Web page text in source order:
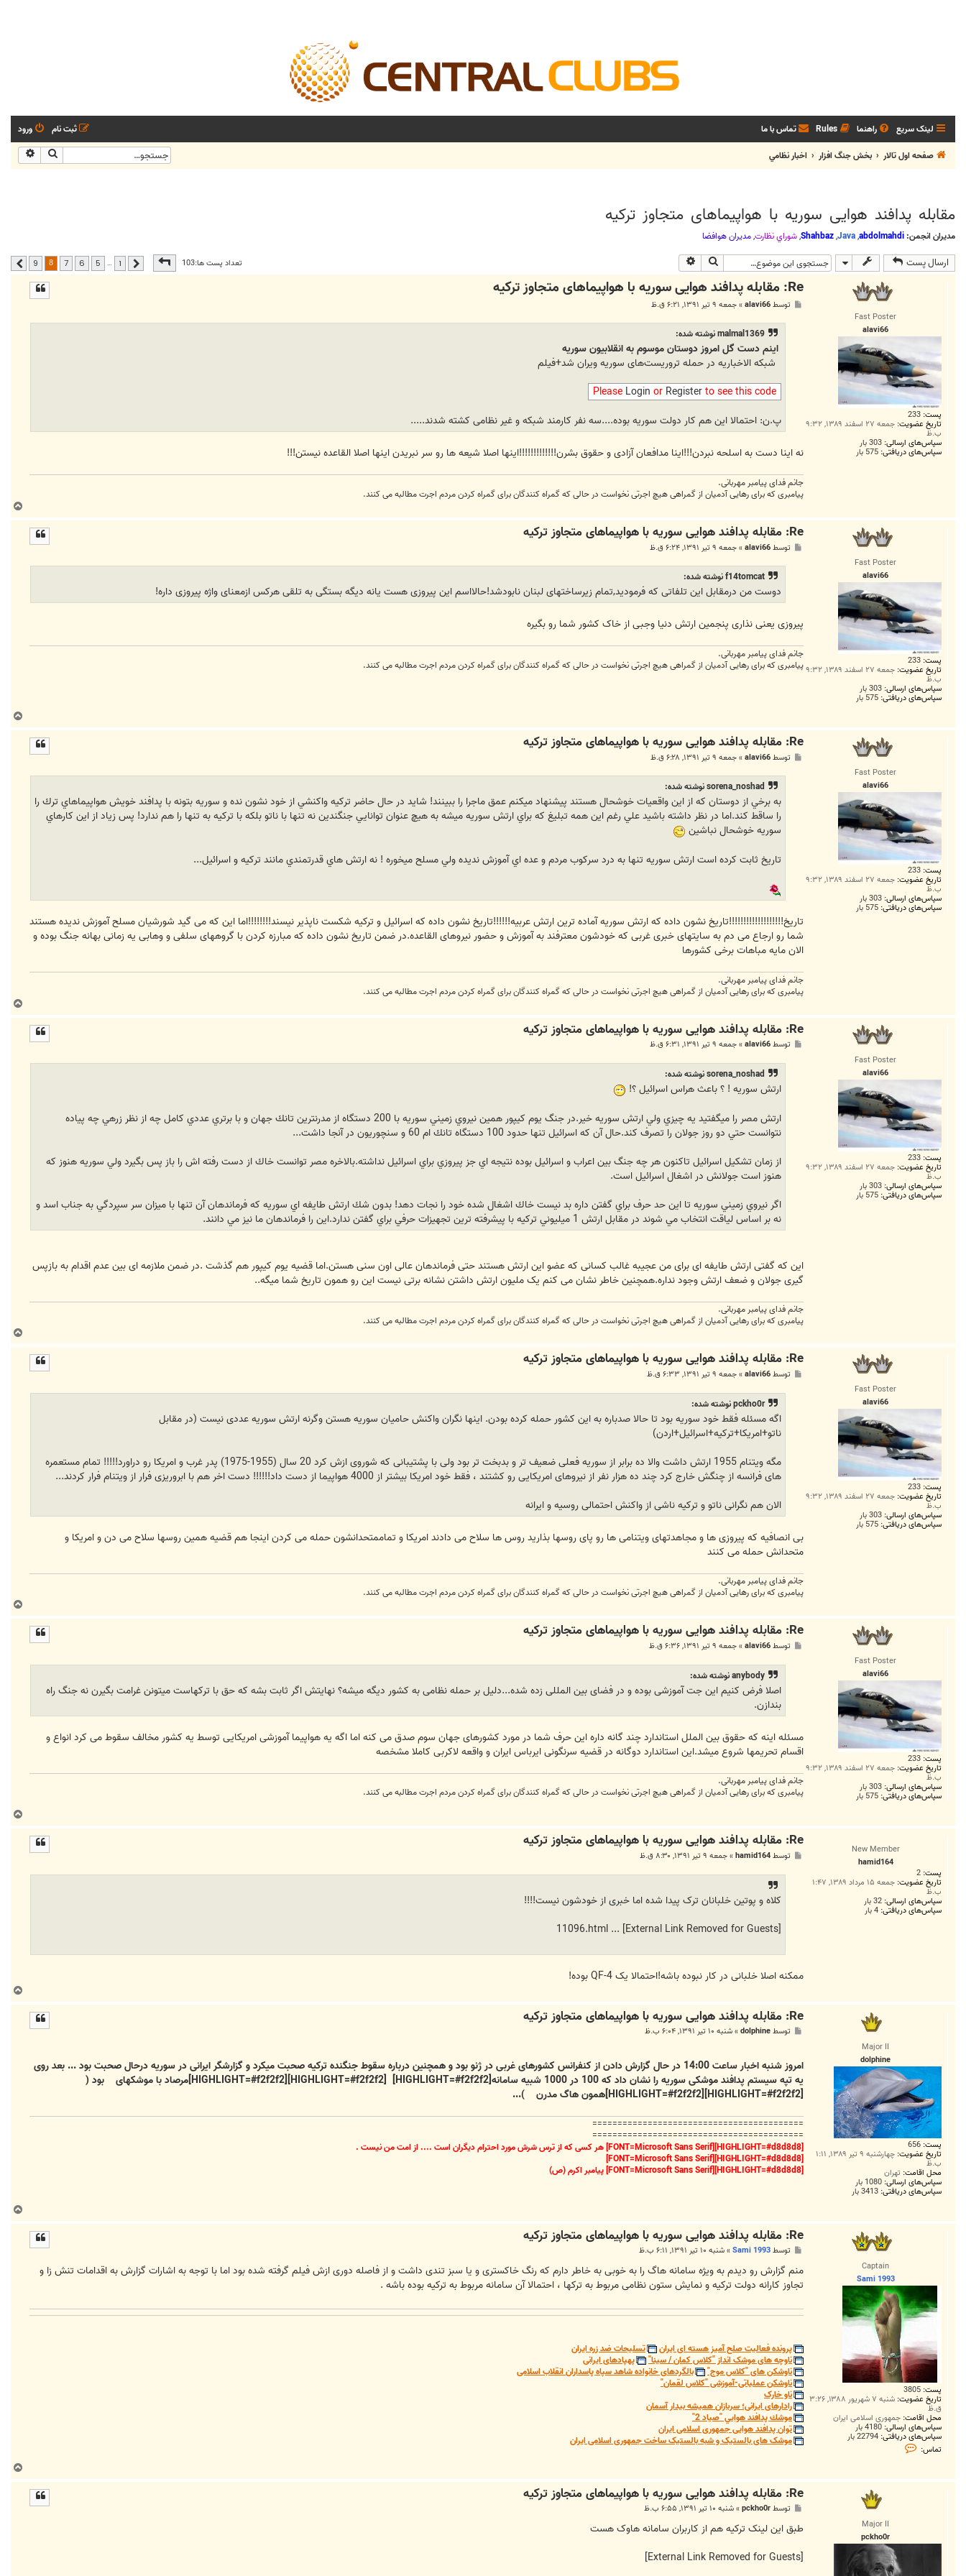
لینک سریع راهنما Rules تماس با ما ورود
ثبت نام
صفحه اول تالار
بخش جنگ افزار اخبار نظامي جستجو
مقابله پدافند هوایی سوریه با هواپیما‌های متجاوز ترکیه
مدیران انجمن: abdolmahdi
,
Java
,
Shahbaz
,شوراي نظارت,مديران هوافضا
ارسال پست جستجو تعداد پست ها:103صفحه از9 قبلی 1
…
5
6
7
8
9 بعدی
Fast Poster
alavi66
پست: 233
تاریخ عضویت: جمعه ۲۷ اسفند ۱۳۸۹, ۹:۳۲
ب.ظ
سپاس‌های ارسالی: 303 بار
سپاس‌های دریافتی: 575 بار
Re: مقابله پدافند هوایی سوریه با هواپیما‌های متجاوز ترکیه
توسطalavi66
»جمعه ۹ تیر ۱۳۹۱, ۶:۲۱ ق.ظ
malmal1369 نوشته شده:
اینم دست گل امروز دوستان موسوم به انقلابیون سوریه
شبکه الاخباریه در حمله تروریست‌های سوریه ویران شد+فیلم
Please Login or Registerto see this code
پ.ن: احتمالا این هم کار دولت سوریه بوده....سه نفر کارمند شبکه و غیر نظامی کشته شدند.....
نه اینا دست به اسلحه نبردن!!!اینا مدافعان آزادی و حقوق بشرن!!!!!!!!!!!!!اینها اصلا شیعه ها رو سر نبریدن اینها اصلا القاعده نیستن!!!
جانم فدای پیامبر مهربانی.
پیامبری که برای رهایی آدمیان از گمراهی هیچ اجرتی نخواست در حالی که گمراه کنندگان برای گمراه کردن مردم اجرت مطالبه می کنند.
ا
Fast Poster
alavi66
پست: 233
تاریخ عضویت: جمعه ۲۷ اسفند ۱۳۸۹, ۹:۳۲
ب.ظ
سپاس‌های ارسالی: 303 بار
سپاس‌های دریافتی: 575 بار
Re: مقابله پدافند هوایی سوریه با هواپیما‌های متجاوز ترکیه
توسطalavi66
»جمعه ۹ تیر ۱۳۹۱, ۶:۲۴ ق.ظ
f14tomcat نوشته شده:
دوست من درمقابل این تلفاتی که فرمودید,تمام زیرساختهای لبنان نابودشد!حالااسم این پیروزی هست یانه دیگه بستگی به تلقی هرکس ازمعنای واژه پیروزی داره!
پیروزی یعنی نذاری پنجمین ارتش دنیا وجبی از خاک کشور شما رو بگیره
جانم فدای پیامبر مهربانی.
پیامبری که برای رهایی آدمیان از گمراهی هیچ اجرتی نخواست در حالی که گمراه کنندگان برای گمراه کردن مردم اجرت مطالبه می کنند.
ا
Fast Poster
alavi66
پست: 233
تاریخ عضویت: جمعه ۲۷ اسفند ۱۳۸۹, ۹:۳۲
ب.ظ
سپاس‌های ارسالی: 303 بار
سپاس‌های دریافتی: 575 بار
Re: مقابله پدافند هوایی سوریه با هواپیما‌های متجاوز ترکیه
توسطalavi66
»جمعه ۹ تیر ۱۳۹۱, ۶:۲۸ ق.ظ
sorena_noshad نوشته شده:
به برخي از دوستان كه از اين واقعيات خوشحال هستند پيشنهاد ميكنم عمق ماجرا را ببينند! شايد در حال حاضر تركيه واكنشي از خود نشون نده و سوريه بتونه با پدافند خويش هواپيماهاي ترك را
را ساقط كند.اما در نظر داشته باشيد علي رغم اين همه تبليغ كه براي ارتش سوريه ميشه به هيچ عنوان توانايي جنگندين نه تنها با ناتو بلكه با تركيه به تنها را هم ندارد! پس زياد از اين كارهاي
سوريه خوشحال نباشين
تاريخ ثابت كرده است ارتش سوريه تنها به درد سركوب مردم و عده اي آموزش نديده ولي مسلح ميخوره ! نه ارتش هاي قدرتمندي مانند تركيه و اسرائيل...
تاریخ!!!!!!!!!!!!!!!!!!!تاریخ نشون داده که ارتش سوریه آماده ترین ارتش عربیه!!!!!!تاریخ نشون داده که اسرائیل و ترکیه شکست ناپذیر نیسند!!!!!!!!اما این که می گید شورشیان مسلح آموزش ندیده هستند
شما رو ارجاع می دم به سایتهای خبری غربی که خودشون معترفند به آموزش و حضور نیروهای القاعده.در ضمن تاریخ نشون داده که مبارزه کردن با گروههای سلفی و وهابی یه زمانی بهانه جنگ بوده و
الان مایه مباهات برخی کشورها
جانم فدای پیامبر مهربانی.
پیامبری که برای رهایی آدمیان از گمراهی هیچ اجرتی نخواست در حالی که گمراه کنندگان برای گمراه کردن مردم اجرت مطالبه می کنند.
ا
Fast Poster
alavi66
پست: 233
تاریخ عضویت: جمعه ۲۷ اسفند ۱۳۸۹, ۹:۳۲
ب.ظ
سپاس‌های ارسالی: 303 بار
سپاس‌های دریافتی: 575 بار
Re: مقابله پدافند هوایی سوریه با هواپیما‌های متجاوز ترکیه
توسطalavi66
»جمعه ۹ تیر ۱۳۹۱, ۶:۳۱ ق.ظ
sorena_noshad نوشته شده:
ارتش سوريه ! ؟‌ باعث هراس اسرائيل ؟!
ارتش مصر را ميگفتيد يه چيزي ولي ارتش سوريه خير.در جنگ يوم كيپور همين نيروي زميني سوريه با 200 دستگاه از مدرنترين تانك جهان و با برتري عددي كامل چه از نظر زرهي چه پياده
نتوانست حتي دو روز جولان را تصرف كند.حال آن كه اسرائيل تنها حدود 100 دستگاه تانك ام 60 و سنچوريون در آنجا داشت...
از زمان تشكيل اسرائيل تاكنون هر چه جنگ بين اعراب و اسرائيل بوده نتيجه اي جز پيروزي براي اسرائيل نداشته.بالاخره مصر توانست خاك از دست رفته اش را باز پس بگيرد ولي سوريه هنوز كه
هنوز است جولانش در اشغال اسرائيل است.
اگر نيروي زميني سوريه تا اين حد حرف براي گفتن داره بد نيست خاك اشغال شده خود را نجات دهد! بدون شك ارتش طايفه اي سوريه كه فرماندهان آن تنها با ميزان سر سپردگي به جناب اسد و
نه بر اساس لياقت انتخاب مي شوند در مقابل ارتش 1 ميليوني تركيه با پيشرفته ترين تجهيزات حرفي براي گفتن ندارد.اين را فرماندهان ما نيز مي دانند.
این که گفتی ارتش طایفه ای برای من عجیبه غالب کسانی که عضو این ارتش هستند حتی فرماندهان عالی اون سنی هستن.اما قضیه یوم کیپور هم گذشت .در ضمن ملازمه ای بین عدم اقدام به بازپس
گیری جولان و ضعف ارتش وجود نداره.همچنین خاطر نشان می کنم یک ملیون ارتش داشتن نشانه برتی نیست این رو همون تاریخ شما میگه..
جانم فدای پیامبر مهربانی.
پیامبری که برای رهایی آدمیان از گمراهی هیچ اجرتی نخواست در حالی که گمراه کنندگان برای گمراه کردن مردم اجرت مطالبه می کنند.
ا
Fast Poster
alavi66
پست: 233
تاریخ عضویت: جمعه ۲۷ اسفند ۱۳۸۹, ۹:۳۲
ب.ظ
سپاس‌های ارسالی: 303 بار
سپاس‌های دریافتی: 575 بار
Re: مقابله پدافند هوایی سوریه با هواپیما‌های متجاوز ترکیه
توسطalavi66
»جمعه ۹ تیر ۱۳۹۱, ۶:۳۳ ق.ظ
pckho0r نوشته شده:
اگه مسئله فقط خود سوریه بود تا حالا صدباره به این کشور حمله کرده بودن. اینها نگران واکنش حامیان سوریه هستن وگرنه ارتش سوریه عددی نیست (در مقابل
ناتو+امریکا+ترکیه+اسرائیل+اردن)
مگه ویتنام 1955 ارتش داشت والا ده برابر از سوریه فعلی ضعیف تر و بدبخت تر بود ولی با پشتیبانی که شوروی ازش کرد 20 سال (1955-1975) پدر غرب و امریکا رو دراورد!!!!! تمام مستعمره
های فرانسه از چنگش خارج کرد چند ده هزار نفر از نیروهای امریکایی رو کشتند ، فقط خود امریکا بیشتر از 4000 هواپیما از دست داد!!!!!! دست اخر هم با ابروریزی فرار از ویتنام فرار کردند...
الان هم نگرانی ناتو و ترکیه ناشی از واکنش احتمالی روسیه و ایرانه
بی انصافیه که پیروزی ها و مجاهدتهای ویتنامی ها رو پای روسها بذارید روس ها سلاح می دادند امریکا و تماممتحدانشون حمله می کردن اینجا هم قضیه همین روسها سلاح می دن و امریکا و
متحدانش حمله می کنند
جانم فدای پیامبر مهربانی.
پیامبری که برای رهایی آدمیان از گمراهی هیچ اجرتی نخواست در حالی که گمراه کنندگان برای گمراه کردن مردم اجرت مطالبه می کنند.
ا
Fast Poster
alavi66
پست: 233
تاریخ عضویت: جمعه ۲۷ اسفند ۱۳۸۹, ۹:۳۲
ب.ظ
سپاس‌های ارسالی: 303 بار
سپاس‌های دریافتی: 575 بار
Re: مقابله پدافند هوایی سوریه با هواپیما‌های متجاوز ترکیه
توسطalavi66
»جمعه ۹ تیر ۱۳۹۱, ۶:۳۶ ق.ظ
anybody نوشته شده:
اصلا فرض کنیم این جت آموزشی بوده و در فضای بین المللی زده شده...دلیل بر حمله نظامی به کشور دیگه میشه؟ نهایتش اگر ثابت بشه که حق با ترکهاست میتونن غرامت بگیرن نه جنگ راه
بندازن.
مسئله اینه که حقوق بین الملل استاندارد چند گانه داره این حرف شما در مورد کشورهای جهان سوم صدق می کنه اما اگه یه هواپیما آموزشی امریکایی توسط یه کشور مخالف سقوط می کرد انواع و
اقسام تحریمها شروع میشد.این استاندارد دوگانه در قضیه سرنگونی ایرباس ایران و واقعه لاکربی کاملا مشخصه
جانم فدای پیامبر مهربانی.
پیامبری که برای رهایی آدمیان از گمراهی هیچ اجرتی نخواست در حالی که گمراه کنندگان برای گمراه کردن مردم اجرت مطالبه می کنند.
ا
New Member
hamid164
پست: 2
تاریخ عضویت: جمعه ۱۵ مرداد ۱۳۸۹, ۱:۴۷
ب.ظ
سپاس‌های ارسالی: 32 بار
سپاس‌های دریافتی: 4 بار
Re: مقابله پدافند هوایی سوریه با هواپیما‌های متجاوز ترکیه
توسطhamid164
»جمعه ۹ تیر ۱۳۹۱, ۸:۳۰ ق.ظ
کلاه و پوتین خلبانان ترک پیدا شده اما خبری از خودشون نیست!!!!
[External Link Removed for Guests]
... 11096.html
ممکنه اصلا خلبانی در کار نبوده باشه!احتمالا یک QF-4 بوده!
ا
Major II
dolphine
پست: 656
تاریخ عضویت: چهارشنبه ۹ تیر ۱۳۸۹, ۱:۱۱
ب.ظ
محل اقامت: تهران
سپاس‌های ارسالی: 1080 بار
سپاس‌های دریافتی: 3413 بار
Re: مقابله پدافند هوایی سوریه با هواپیما‌های متجاوز ترکیه
توسطdolphine
»شنبه ۱۰ تیر ۱۳۹۱, ۶:۰۴ ب.ظ
امروز شنبه اخبار ساعت 14:00 در حال گزارش دادن از کنفرانس کشورهای غربی در ژنو بود و همچنین درباره سقوط جنگنده ترکیه صحبت میکرد و گزارشگر ایرانی در سوریه درحال صحبت بود ... بعد روی
یه تپه سیستم پدافند موشکی سوریه را نشان داد که 100 در 1000 شبیه سامانه[HIGHLIGHT=#f2f2f2] [HIGHLIGHT=#f2f2f2][HIGHLIGHT=#f2f2f2]مرصاد با موشکهای بود (
[HIGHLIGHT=#f2f2f2][HIGHLIGHT=#f2f2f2]همون هاگ مدرن )...
==========================================
==========================================
[HIGHLIGHT=#d8d8d8][FONT=Microsoft Sans Serif] هر کسی که از ترس شرش مورد احترام دیگران است .... از امت من نیست .
[HIGHLIGHT=#d8d8d8][FONT=Microsoft Sans Serif]
[HIGHLIGHT=#d8d8d8][FONT=Microsoft Sans Serif] پیامبر اکرم (ص)
ا
Captain
Sami 1993
پست: 3805
تاریخ عضویت: شنبه ۷ شهریور ۱۳۸۸, ۳:۲۶
ق.ظ
محل اقامت: جمهوری اسلامی ایران
سپاس‌های ارسالی: 4180 بار
سپاس‌های دریافتی: 22794 بار
تماس:
ت
S
3
Re: مقابله پدافند هوایی سوریه با هواپیما‌های متجاوز ترکیه
ت
توسطSami 1993
»شنبه ۱۰ تیر ۱۳۹۱, ۶:۱۱ ب.ظ
منم گزارش رو دیدم به ویژه سامانه هاگ را به خوبی به خاطر دارم که رنگ خاکستری و یا سبز تندی داشت و از فاصله دوری ازش فیلم گرفته شده بود اما با توجه به اشارات گزارش به اقدامات تنش زا و
تجاوز کارانه دولت ترکیه و نمایش ستون نظامی مربوط به ترکها ، احتمالا آن سامانه مربوط به ترکیه بوده باشه .
پرونده فعالیت صلح آمیز هسته ای ایران
تسلیحات ضد زره ایران
ناوچه های موشک انداز "کلاس کمان / سینا"
پهپادهای ایرانی
ناوشکن های "کلاس موج"
بالگردهای خانواده شاهد سپاه پاسداران انقلاب اسلامی
ناوشکن عملیاتی-آموزشی "کلاس لقمان"
ناو خارک
رادارهای ایرانی؛ سربازان همیشه بیدار آسمان
موشك پدافند هوايي "صياد 2"
توان پدافند هوایی جمهوری اسلامی ایران
موشک های بالستیک و شبه بالستیک ساخت جمهوری اسلامی ایران
ا
Major II
pckho0r
Re: مقابله پدافند هوایی سوریه با هواپیما‌های متجاوز ترکیه
ت
توسطpckho0r
»شنبه ۱۰ تیر ۱۳۹۱, ۶:۵۵ ب.ظ
طبق این لینک ترکیه هم از کاربران سامانه هاوک هست
[External Link Removed for Guests]